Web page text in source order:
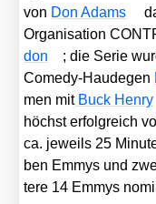
von Don Adams
Orga­ni­sa­ti­on
don
; die Serie
Come­dy-Hau­de­gen
men mitBuck Hen­ry
höchst erfolg­reich
ca. jeweils 25
ben Emmys und
te­re 14 Emmys